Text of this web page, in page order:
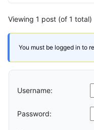
Viewing 1 post (of 1 total)
You must be logged in to
Username:
Password: